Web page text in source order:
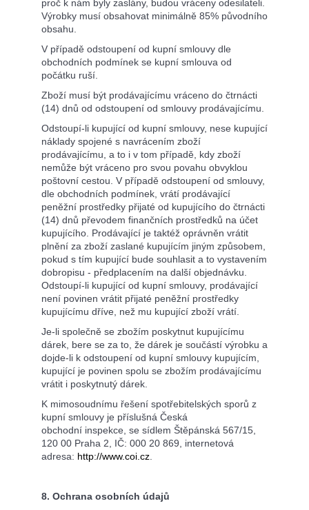
proč k nám byly zaslány, budou vráceny odesilateli.
Výrobky musí obsahovat minimálně 85% původního
obsahu.
V případě odstoupení od kupní smlouvy dle
obchodních podmínek se kupní smlouva od
počátku ruší.
Zboží musí být prodávajícímu vráceno do čtrnácti
(14) dnů od odstoupení od smlouvy prodávajícímu.
Odstoupí-li kupující od kupní smlouvy, nese kupující
náklady spojené s navrácením zboží
prodávajícímu, a to i v tom případě, kdy zboží
nemůže být vráceno pro svou povahu obvyklou
poštovní cestou. V případě odstoupení od smlouvy,
dle obchodních podmínek, vrátí prodávající
peněžní prostředky přijaté od kupujícího do čtrnácti
(14) dnů převodem finančních prostředků na účet
kupujícího. Prodávající je taktéž oprávněn vrátit
plnění za zboží zaslané kupujícím jiným způsobem,
pokud s tím kupující bude souhlasit a to vystavením
dobropisu - předplacením na další objednávku.
Odstoupí-li kupující od kupní smlouvy, prodávající
není povinen vrátit přijaté peněžní prostředky
kupujícímu dříve, než mu kupující zboží vrátí.
Je-li společně se zbožím poskytnut kupujícímu
dárek, bere se za to, že dárek je součástí výrobku a
dojde-li k odstoupení od kupní smlouvy kupujícím,
kupující je povinen spolu se zbožím prodávajícímu
vrátit i poskytnutý dárek.
K mimosoudnímu řešení spotřebitelských sporů z
kupní smlouvy je příslušná Česká
obchodní inspekce, se sídlem Štěpánská 567/15,
120 00 Praha 2, IČ: 000 20 869, internetová
adresa: http://www.coi.cz.
8. Ochrana osobních údajů